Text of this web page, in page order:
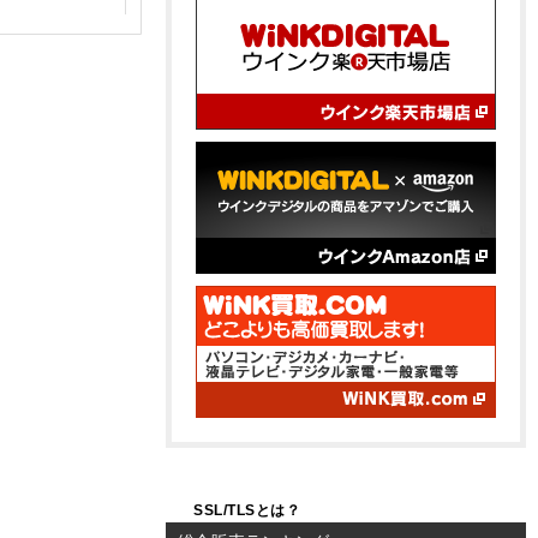
SSL/TLSとは？